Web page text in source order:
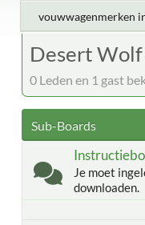
vouwwagenmerken
Desert
0 Leden en 1 gast
Sub-Boards
Je moet
downloaden.